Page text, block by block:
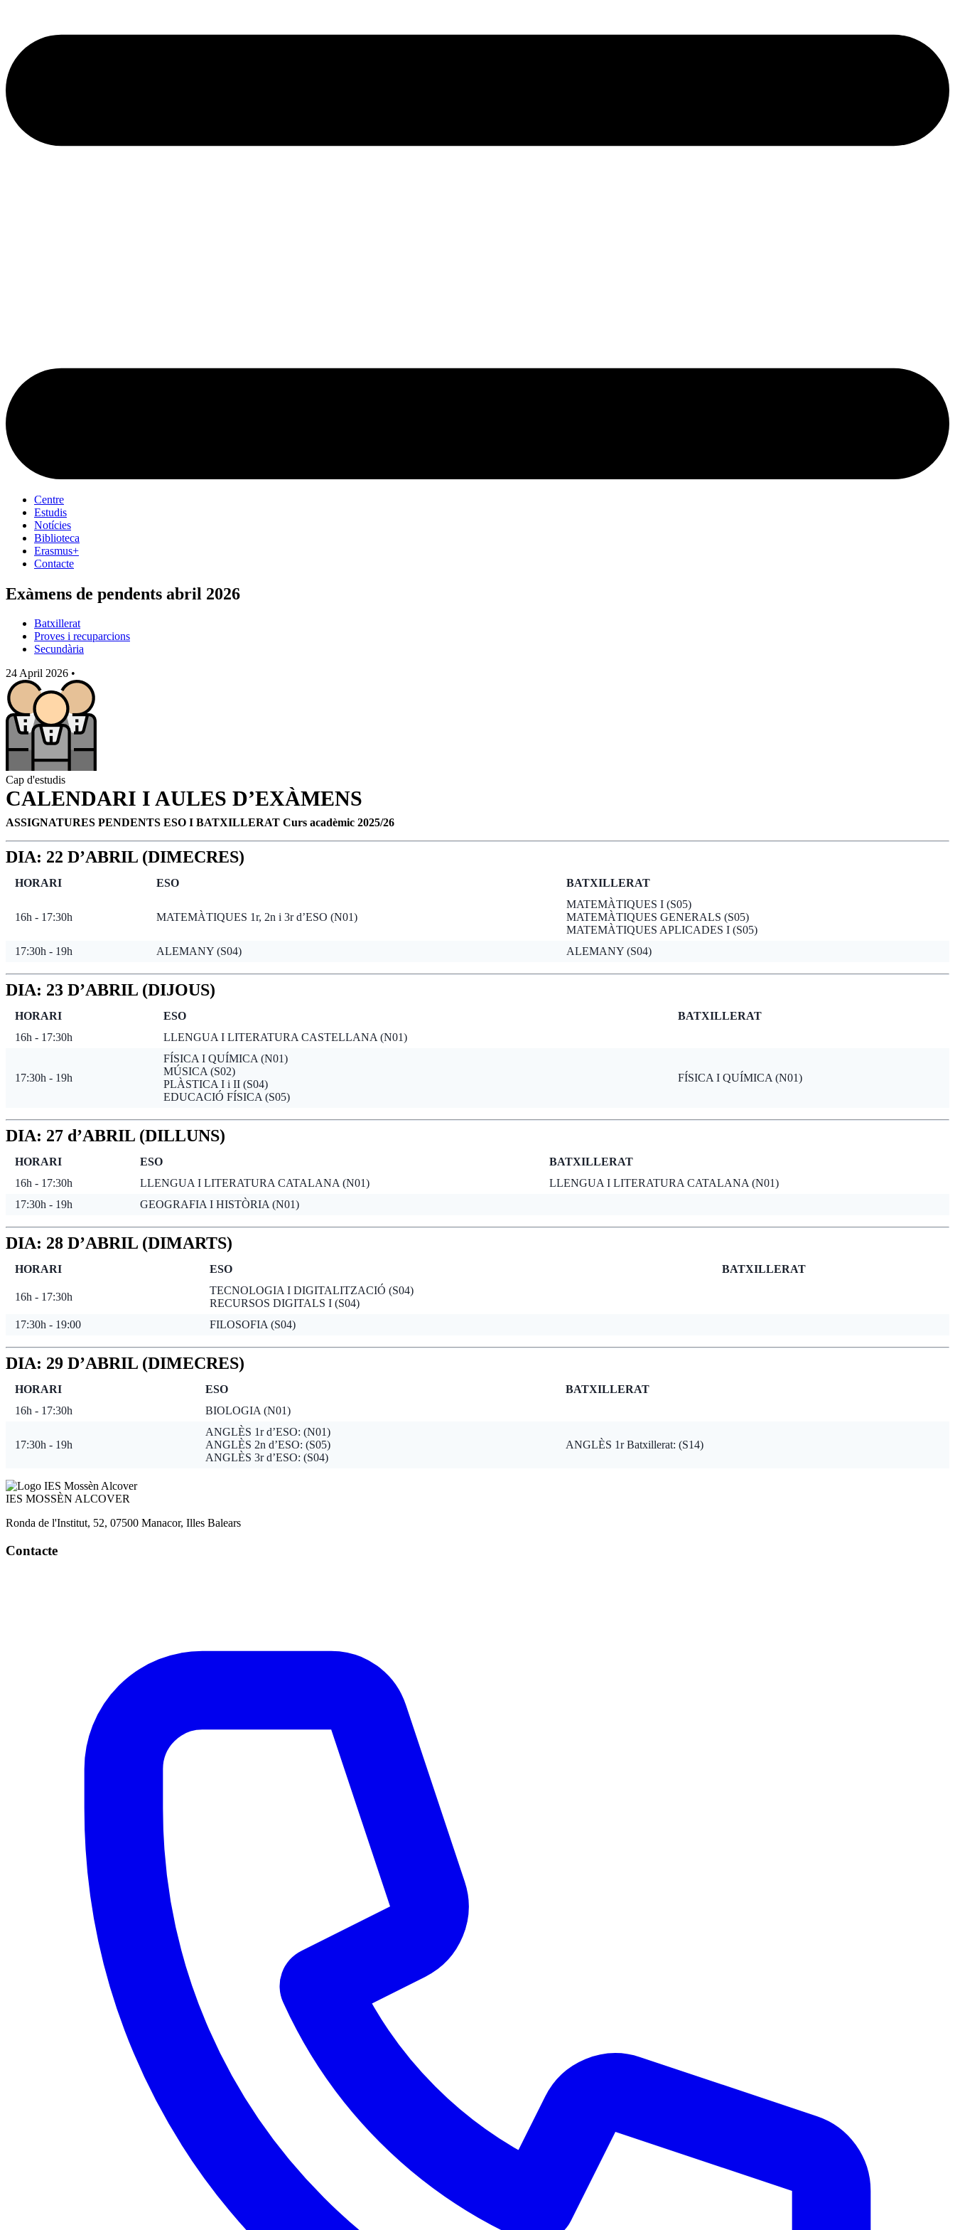
Centre
Estudis
Notícies
Biblioteca
Erasmus+
Contacte
Exàmens de pendents abril 2026
Batxillerat
Proves i recuparcions
Secundària
24 April 2026 •
Cap d'estudis
CALENDARI I AULES D’EXÀMENS
ASSIGNATURES PENDENTS ESO I BATXILLERAT Curs acadèmic 2025/26
DIA: 22 D’ABRIL (DIMECRES)
HORARI ESO BATXILLERAT
16h - 17:30h MATEMÀTIQUES 1r, 2n i 3r d’ESO (N01)
MATEMÀTIQUES I (S05)
MATEMÀTIQUES GENERALS (S05)
MATEMÀTIQUES APLICADES I (S05)
17:30h - 19h
ALEMANY (S04) ALEMANY (S04)
DIA: 23 D’ABRIL (DIJOUS)
HORARI ESO
BATXILLERAT
16h - 17:30h
LLENGUA I LITERATURA CASTELLANA (N01)
17:30h - 19h
FÍSICA I QUÍMICA (N01)
MÚSICA (S02)
PLÀSTICA I i II (S04)
EDUCACIÓ FÍSICA (S05)
FÍSICA I QUÍMICA (N01)
DIA: 27 d’ABRIL (DILLUNS)
HORARI ESO
BATXILLERAT
16h - 17:30h
LLENGUA I LITERATURA CATALANA (N01)
LLENGUA I LITERATURA CATALANA (N01)
17:30h - 19h
GEOGRAFIA I HISTÒRIA (N01)
DIA: 28 D’ABRIL (DIMARTS)
HORARI ESO BATXILLERAT
16h - 17:30h
TECNOLOGIA I DIGITALITZACIÓ (S04)
RECURSOS DIGITALS I (S04)
17:30h - 19:00
FILOSOFIA (S04)
DIA: 29 D’ABRIL (DIMECRES)
HORARI ESO
BATXILLERAT
16h - 17:30h
BIOLOGIA (N01)
17:30h - 19h
ANGLÈS 1r d’ESO: (N01)
ANGLÈS 2n d’ESO: (S05)
ANGLÈS 3r d’ESO: (S04)
ANGLÈS 1r Batxillerat: (S14)
IES MOSSÈN ALCOVER
Ronda de l'Institut, 52, 07500 Manacor, Illes Balears
Contacte